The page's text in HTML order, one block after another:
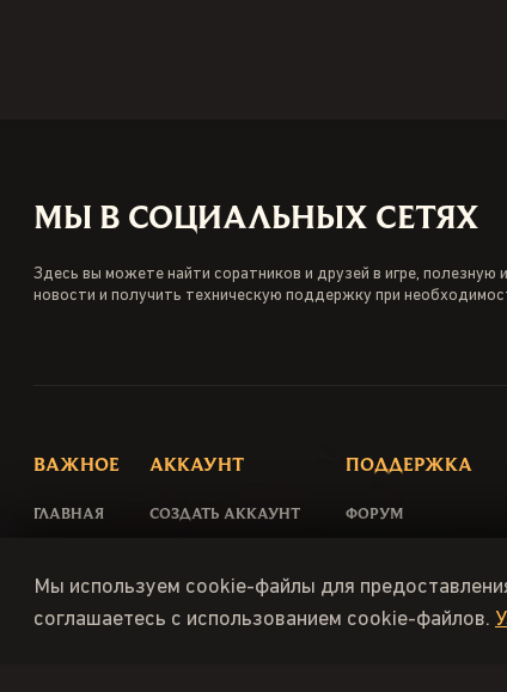
МЫ В СОЦИАЛЬНЫХ СЕТЯХ
Здесь вы можете найти соратников и друзей в игре, полезную
новости и получить техническую поддержку при
ВАЖНОЕ
ГЛАВНАЯ
ИНФОРМАЦИЯ
АККАУНТ
СОЗДАТЬ АККАУНТ
ВОССТАНОВИТЬ ПАРОЛЬ
ПОДДЕРЖКА
ФОРУМ
НАПИСАТЬ В
Мы используем cookie-файлы для
соглашаетесь с использованием cookie-файлов.